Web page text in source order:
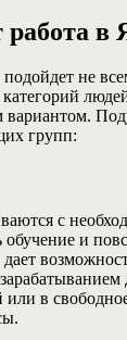
в
не
групп:
с
и
или в